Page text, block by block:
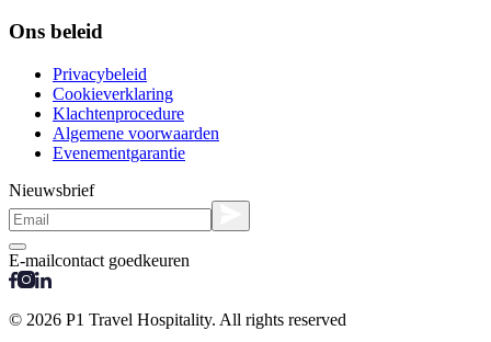
Ons beleid
Privacybeleid
Cookieverklaring
Klachtenprocedure
Algemene voorwaarden
Evenementgarantie
Nieuwsbrief
E-mailcontact goedkeuren
© 2026 P1 Travel Hospitality. All rights reserved